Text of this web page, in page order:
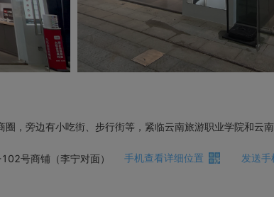
旁边有小吃街、步行街等，紧临云南旅游职业学院和云
号商铺（李宁对面） 手机查看详细位置 发送手